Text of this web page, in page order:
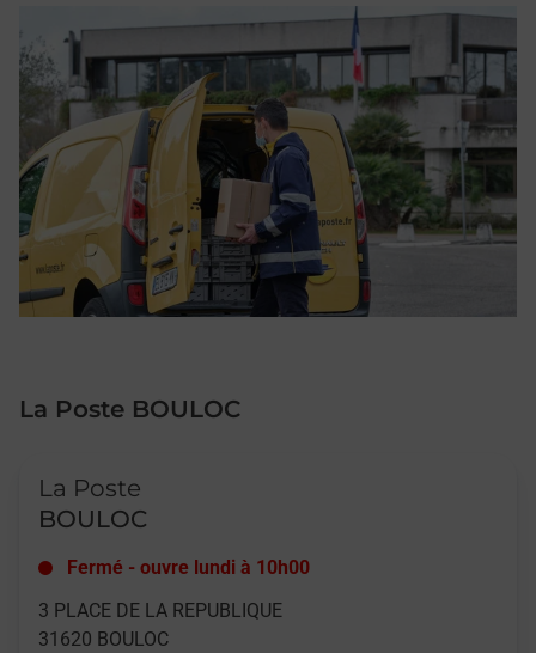
La Poste BOULOC
La Poste
BOULOC
Fermé - ouvre lundi à 10h00
3 PLACE DE LA REPUBLIQUE
31620 BOULOC